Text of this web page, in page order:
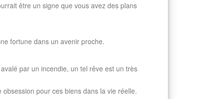
être un signe que vous avez des plans
fortune dans un avenir proche.
par un incendie, un tel rêve est un très
pour ces biens dans la vie réelle.